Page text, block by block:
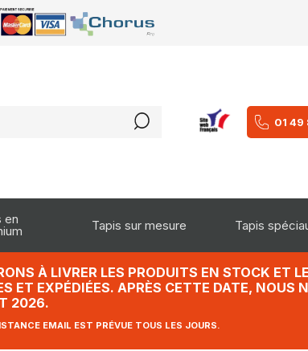
01 49
en Tapis sur mesure Tapis
À LIVRER LES PRODUITS EN STOCK ET
EXPÉDIÉES. APRÈS CETTE DATE, NOUS
2026.
EMAIL EST PRÉVUE TOUS LES JOURS.